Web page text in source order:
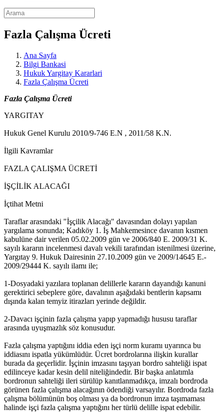
Fazla Çalışma Ücreti
Ana Sayfa
Bilgi Bankasi
Hukuk Yargitay Kararlari
Fazla Çalışma Ücreti
Fazla Çalışma Ücreti
YARGITAY
Hukuk Genel Kurulu 2010/9-746 E.N , 2011/58 K.N.
İlgili Kavramlar
FAZLA ÇALIŞMA ÜCRETİ
İŞÇİLİK ALACAĞI
İçtihat Metni
Taraflar arasındaki "İşçilik Alacağı" davasından dolayı yapılan
yargılama sonunda; Kadıköy 1. İş Mahkemesince davanın kısmen
kabulüne dair verilen 05.02.2009 gün ve 2006/840 E. 2009/31 K.
sayılı kararın incelenmesi davalı vekili tarafından istenilmesi üzerine,
Yargıtay 9. Hukuk Dairesinin 27.10.2009 gün ve 2009/14645 E.-
2009/29444 K. sayılı ilamı ile;
1-Dosyadaki yazılara toplanan delillerle kararın dayandığı kanuni
gerektirici sebeplere göre, davalının aşağıdaki bentlerin kapsamı
dışında kalan temyiz itirazları yerinde değildir.
2-Davacı işçinin fazla çalışma yapıp yapmadığı hususu taraflar
arasında uyuşmazlık söz konusudur.
Fazla çalışma yaptığını iddia eden işçi norm kuramı uyarınca bu
iddiasını ispatla yükümlüdür. Ücret bordrolarına ilişkin kurallar
burada da geçerlidir. İşçinin imzasını taşıyan bordro sahteliği ispat
edilinceye kadar kesin delil niteliğindedir. Bir başka anlatımla
bordronun sahteliği ileri sürülüp kanıtlanmadıkça, imzalı bordroda
görünen fazla çalışma alacağının ödendiği varsayılır. Bordroda fazla
çalışma bölümünün boş olması ya da bordronun imza taşımaması
halinde işçi fazla çalışma yaptığını her türlü delille ispat edebilir.